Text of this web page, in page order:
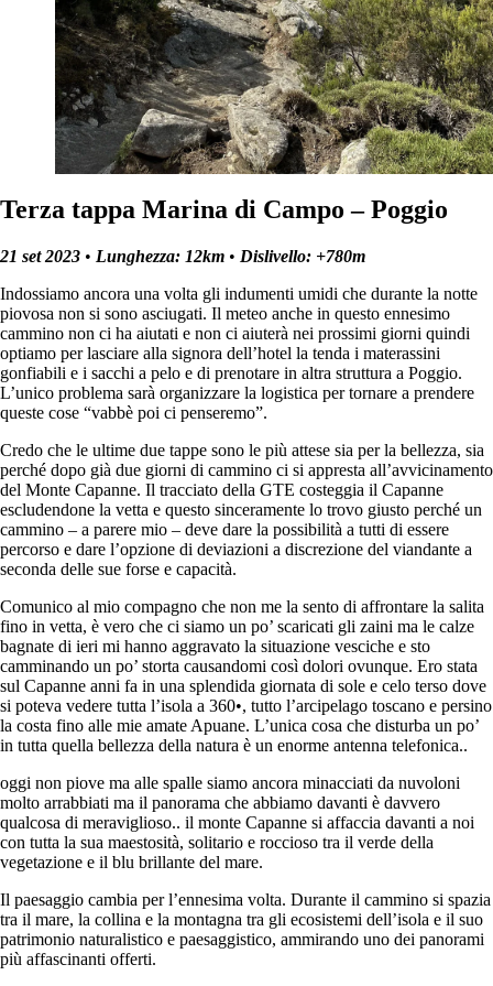
Terza tappa Marina di Campo – Poggio
21 set 2023 • Lunghezza: 12km • Dislivello: +780m
Indossiamo ancora una volta gli indumenti umidi che durante la notte
piovosa non si sono asciugati. Il meteo anche in questo ennesimo
cammino non ci ha aiutati e non ci aiuterà nei prossimi giorni quindi
optiamo per lasciare alla signora dell’hotel la tenda i materassini
gonfiabili e i sacchi a pelo e di prenotare in altra struttura a Poggio.
L’unico problema sarà organizzare la logistica per tornare a prendere
queste cose “vabbè poi ci penseremo”.
Credo che le ultime due tappe sono le più attese sia per la bellezza, sia
perché dopo già due giorni di cammino ci si appresta all’avvicinamento
del Monte Capanne. Il tracciato della GTE costeggia il Capanne
escludendone la vetta e questo sinceramente lo trovo giusto perché un
cammino – a parere mio – deve dare la possibilità a tutti di essere
percorso e dare l’opzione di deviazioni a discrezione del viandante a
seconda delle sue forse e capacità.
Comunico al mio compagno che non me la sento di affrontare la salita
fino in vetta, è vero che ci siamo un po’ scaricati gli zaini ma le calze
bagnate di ieri mi hanno aggravato la situazione vesciche e sto
camminando un po’ storta causandomi così dolori ovunque. Ero stata
sul Capanne anni fa in una splendida giornata di sole e celo terso dove
si poteva vedere tutta l’isola a 360•, tutto l’arcipelago toscano e persino
la costa fino alle mie amate Apuane. L’unica cosa che disturba un po’
in tutta quella bellezza della natura è un enorme antenna telefonica..
oggi non piove ma alle spalle siamo ancora minacciati da nuvoloni
molto arrabbiati ma il panorama che abbiamo davanti è davvero
qualcosa di meraviglioso.. il monte Capanne si affaccia davanti a noi
con tutta la sua maestosità, solitario e roccioso tra il verde della
vegetazione e il blu brillante del mare.
Il paesaggio cambia per l’ennesima volta. Durante il cammino si spazia
tra il mare, la collina e la montagna tra gli ecosistemi dell’isola e il suo
patrimonio naturalistico e paesaggistico, ammirando uno dei panorami
più affascinanti offerti.